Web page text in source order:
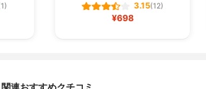
3.15(12)
¥698